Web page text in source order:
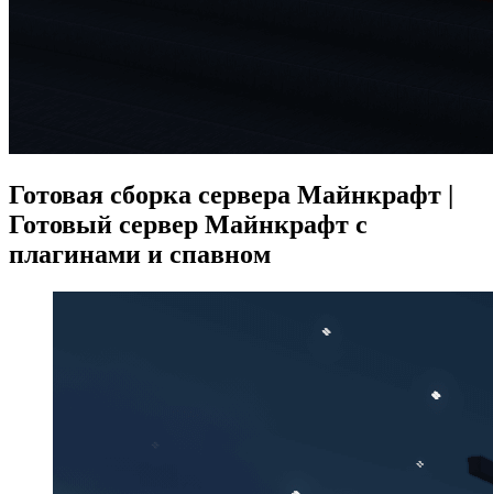
Готовая сборка сервера Майнкрафт |
Готовый сервер Майнкрафт с
плагинами и спавном